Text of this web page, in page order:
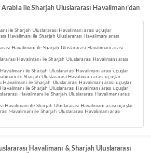
ile Sharjah Uluslararası Havalimanı'dan
ile Sharjah Uluslararası Havalimanı arası uçuşlar
Havalimanı ile Sharjah Uluslararası Havalimanı arası
Havalimanı ile Sharjah Uluslararası Havalimanı arası
Havalimanı ile Sharjah Uluslararası Havalimanı arası
ile Sharjah Uluslararası Havalimanı arası uçuşlar
ile Sharjah Uluslararası Havalimanı arası uçuşlar
Havalimanı ile Sharjah Uluslararası Havalimanı arası uçuşlar
ile Sharjah Uluslararası Havalimanı arası uçuşlar
Havalimanı ile Sharjah Uluslararası Havalimanı arası
Havalimanı ile Sharjah Uluslararası Havalimanı arası uçuşlar
Havalimanı ile Sharjah Uluslararası Havalimanı arası
Havalimanı & Sharjah Uluslararası